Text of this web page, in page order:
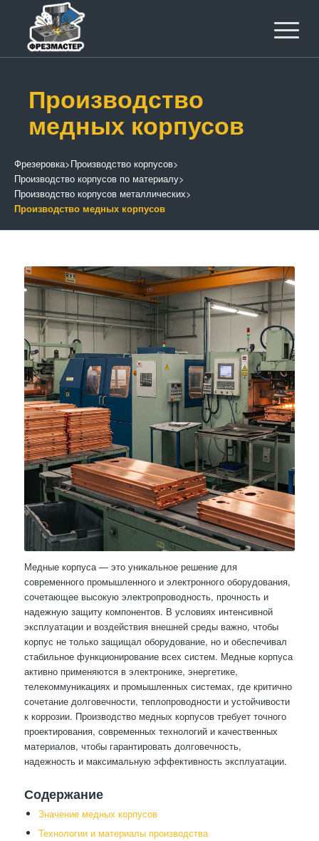
Производство
медных корпусов
Фрезеровка>Производство корпусов>
Производство корпусов по материалу>
Производство корпусов металлических>
Производство медных корпусов
Медные корпуса — это уникальное решение для
современного промышленного и электронного оборудования,
сочетающее высокую электропроводность, прочность и
надежную защиту компонентов. В условиях интенсивной
эксплуатации и воздействия внешней среды важно, чтобы
корпус не только защищал оборудование, но и обеспечивал
стабильное функционирование всех систем. Медные корпуса
активно применяются в электронике, энергетике,
телекоммуникациях и промышленных системах, где критично
сочетание долговечности, теплопроводности и устойчивости
к коррозии. Производство медных корпусов требует точного
проектирования, современных технологий и качественных
материалов, чтобы гарантировать долговечность,
надежность и максимальную эффективность эксплуатации.
Содержание
Значение медных корпусов
Технологии и материалы производства